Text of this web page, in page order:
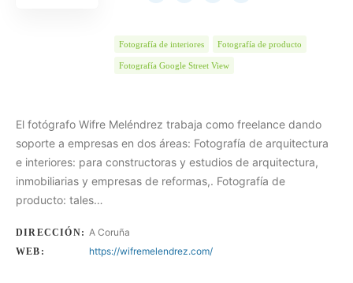
Fotografía de interiores Fotografía de producto
Fotografía Google Street View
El fotógrafo Wifre Meléndrez trabaja como freelance dando
soporte a empresas en dos áreas: Fotografía de arquitectura
e interiores: para constructoras y estudios de arquitectura,
inmobiliarias y empresas de reformas,. Fotografía de
producto: tales…
DIRECCIÓN: A Coruña
WEB: https://wifremelendrez.com/